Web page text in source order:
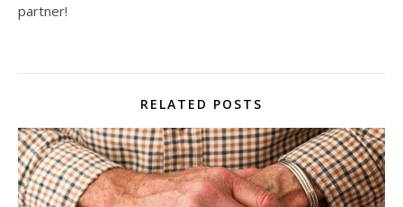
partner!
RELATED POSTS